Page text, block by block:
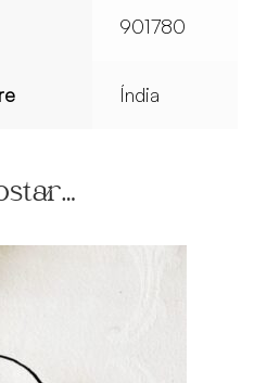
901780
Índia